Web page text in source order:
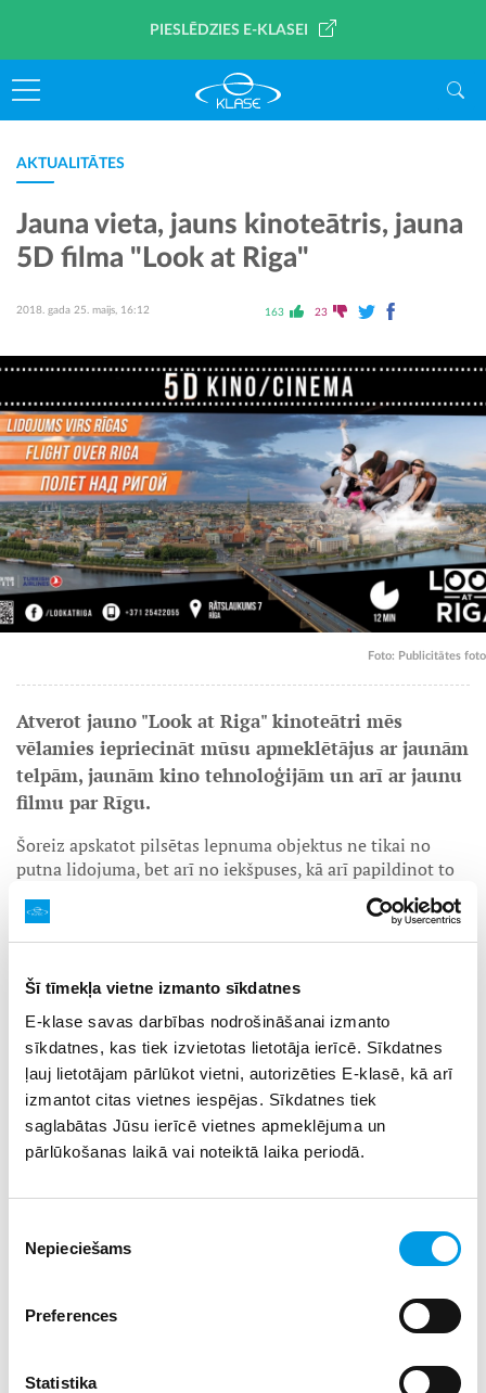
Šī tīmekļa vietne izmanto sīkdatnes
E-klase savas darbības nodrošināšanai izmanto
sīkdatnes, kas tiek izvietotas lietotāja ierīcē. Sīkdatnes
ļauj lietotājam pārlūkot vietni, autorizēties E-klasē, kā arī
izmantot citas vietnes iespējas. Sīkdatnes tiek
saglabātas Jūsu ierīcē vietnes apmeklējuma un
pārlūkošanas laikā vai noteiktā laika periodā.
izvēle
Nepieciešams
Preferences
Statistika
PIESLĒDZIES E-KLASEI
AKTUALITĀTES
Jauna vieta, jauns kinoteātris, jauna
5D filma "Look at Riga"
2018. gada 25. maijs, 16:12 163 23
Foto: Publicitātes foto
Atverot jauno "Look at Riga" kinoteātri mēs
vēlamies iepriecināt mūsu apmeklētājus ar jaunām
telpām, jaunām kino tehnoloģijām un arī ar jaunu
filmu par Rīgu.
Šoreiz apskatot pilsētas lepnuma objektus ne tikai no
putna lidojuma, bet arī no iekšpuses, kā arī papildinot to
efektu.
5D tehnoloģijas pielietojums filmā līdzās animācijas un
skaņas efektiem ļauj kino skatītājiem ceļot ne tikai
virtuāli, bet arī sajust gluži reālas emocijas – 3D
stereoskopisks attēls, kustības imitācija, vēja brāzmas,
ūdens šļakatu lāses, pieskārieni, vibrācijas un citi
klātbūtnes efekti pārvērš iepriekš pasīvos skatītājus
aktīvos ceļotājos.
vienu cenu 6 EUR (Look at Riga un Amerikānu kalniņi)!
Minimālais cilvēku skaits grupām - 6 personas.
ielas puses.